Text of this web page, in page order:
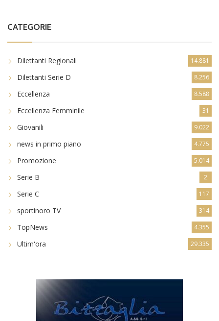
CATEGORIE
Dilettanti Regionali 14.881
Dilettanti Serie D 8.256
Eccellenza 8.588
Eccellenza Femminile 31
Giovanili 9.022
news in primo piano 4.775
Promozione 5.014
Serie B 2
Serie C 117
sportinoro TV 314
TopNews 4.355
Ultim'ora 29.335